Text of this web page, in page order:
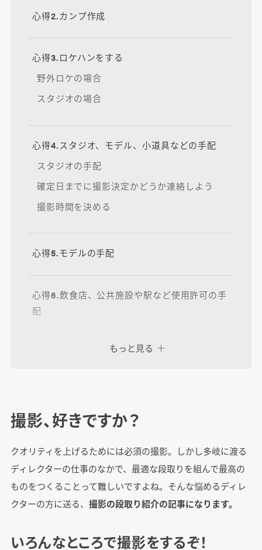
心得2.カンプ作成
心得3.ロケハンをする
野外ロケの場合
スタジオの場合
心得4.スタジオ、モデル、小道具などの手配
スタジオの手配
確定日までに撮影決定かどうか連絡しよう
撮影時間を決める
心得5.モデルの手配
心得6.飲食店、公共施設や駅など使用許可の手
配
心得7.小道具・美術の手配
もっと見る
撮影、好きですか？
クオリティを上げるためには必須の撮影。しかし多岐に渡る
ディレクターの仕事のなかで、最適な段取りを組んで最高の
ものをつくることって難しいですよね。そんな悩めるディレ
クターの方に送る、 撮影の段取り紹介の記事になります。
いろんなところで撮影をするぞ！